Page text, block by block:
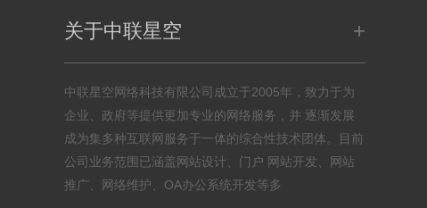
关于中联星空 +
中联星空网络科技有限公司成立于2005年，致力于为
企业、政府等提供更加专业的网络服务，并 逐渐发展
成为集多种互联网服务于一体的综合性技术团体。目前
公司业务范围已涵盖网站设计、门户 网站开发、网站
推广、网络维护、OA办公系统开发等多